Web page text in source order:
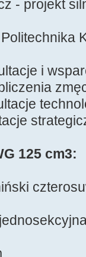
- projekt
Politechnika
i
125 cm3: